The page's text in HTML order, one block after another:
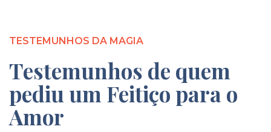
TESTEMUNHOS DA MAGIA
Testemunhos de quem
pediu um Feitiço para o
Amor